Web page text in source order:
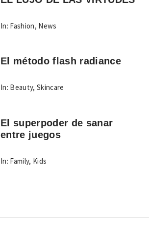
In: Fashion, News
El método flash radiance
In: Beauty,Skincare
El superpoder de sanar
entre juegos
In: Family, Kids